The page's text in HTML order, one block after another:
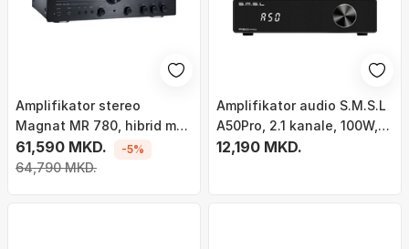
Amplifikator stereo
Magnat MR 780, hibrid me
tuba, i zi
61,590 MKD.
64,790 MKD.
-5%
Amplifikator audio S.M.S.L
A50Pro, 2.1 kanale, 100W,
Bluetooth 5.0, i zi
12,190 MKD.